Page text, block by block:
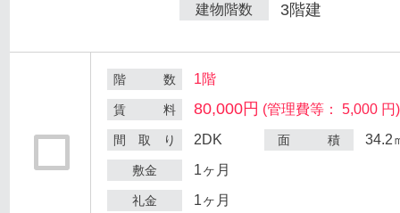
建物階数 3階建
階 数 1階
賃 料 80,000円 (管理費等： 5,000 円)
間 取 り 2DK 面 積 34.2
敷金 1ヶ月
礼金 1ヶ月